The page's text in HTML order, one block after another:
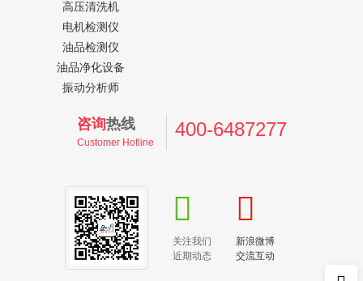
高压清洗机
电机检测仪
油品检测仪
油品净化设备
振动分析师
咨询热线
Customer Hotline
400-6487277
关注我们
近期动态
新浪微博
交流互动